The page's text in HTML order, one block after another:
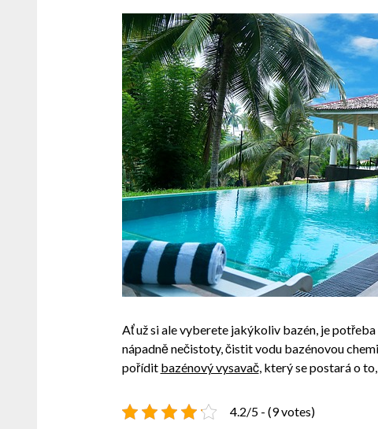
Ať už si ale vyberete jakýkoliv bazén, je
nápadně nečistoty, čistit vodu bazénovou
pořídit bazénový vysavač, který se postará o
4.2/5 - (9 votes)